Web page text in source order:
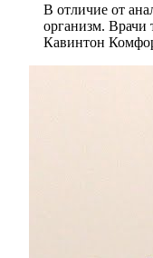
В отличие от
организм. Врачи
Кавинтон